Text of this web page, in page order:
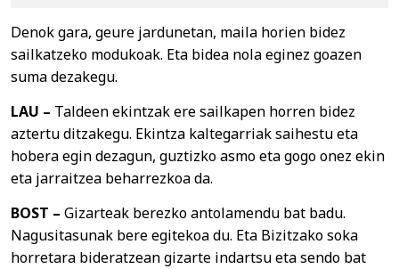
Denok gara, geure jardunetan, maila horien bidez
sailkatzeko modukoak. Eta bidea nola eginez goazen
suma dezakegu.
LAU – Taldeen ekintzak ere sailkapen horren bidez
aztertu ditzakegu. Ekintza kaltegarriak saihestu eta
hobera egin dezagun, guztizko asmo eta gogo onez ekin
eta jarraitzea beharrezkoa da.
BOST – Gizarteak berezko antolamendu bat badu.
Nagusitasunak bere egitekoa du. Eta Bizitzako soka
horretara bideratzean gizarte indartsu eta sendo bat